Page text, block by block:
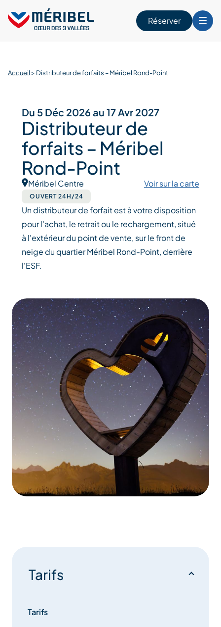
content
Réserver
Accueil > Distributeur de forfaits – Méribel Rond-Point
Tarifs
Tarifs
Du 5 Déc 2026 au 17 Avr 2027
Distributeur de
forfaits – Méribel
Rond-Point
Méribel Centre Voir sur la carte
OUVERT 24H/24
Un distributeur de forfait est à votre disposition
pour l'achat, le retrait ou le rechargement, situé
à l'extérieur du point de vente, sur le front de
neige du quartier Méribel Rond-Point, derrière
l'ESF.